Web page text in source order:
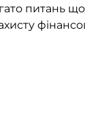
питань